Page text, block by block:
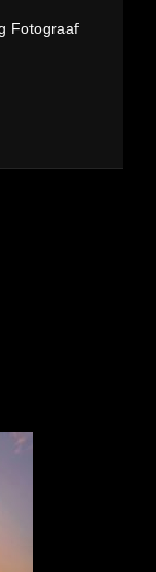
Fotograaf